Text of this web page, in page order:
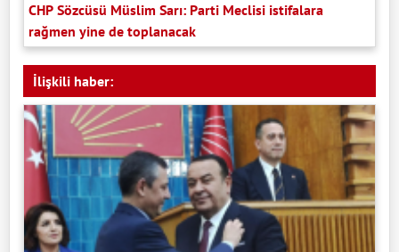
CHP Sözcüsü Müslim Sarı: Parti Meclisi istifalara
rağmen yine de toplanacak
İlişkili haber: